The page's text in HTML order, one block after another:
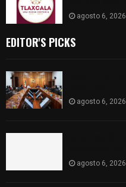
agosto 6, 2026
EDITOR'S PICKS
agosto 6, 2026
agosto 6, 2026